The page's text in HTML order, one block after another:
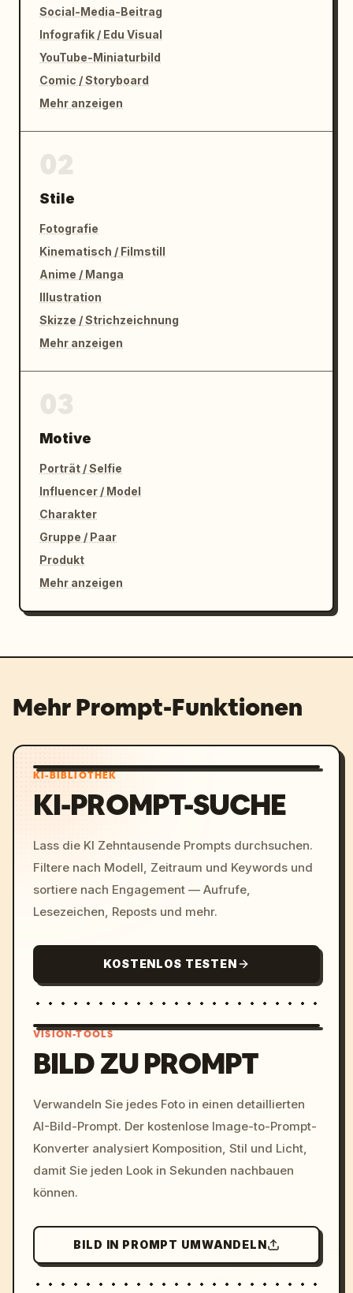
Social-Media-Beitrag
Infografik / Edu Visual
YouTube-Miniaturbild
Comic / Storyboard
Mehr anzeigen
Stile
Fotografie
Kinematisch / Filmstill
Anime / Manga
Illustration
Skizze / Strichzeichnung
Mehr anzeigen
Motive
Porträt / Selfie
Influencer / Model
Charakter
Gruppe / Paar
Produkt
Mehr anzeigen
Mehr Prompt-Funktionen
KI-BIBLIOTHEK
KI-PROMPT-SUCHE
Lass die KI Zehntausende Prompts durchsuchen.
Filtere nach Modell, Zeitraum und Keywords und
sortiere nach Engagement — Aufrufe,
Lesezeichen, Reposts und mehr.
KOSTENLOS TESTEN
c, cyberpunk sunset, neon
colors, 8k --v 6.0
VISION-TOOLS
BILD ZU PROMPT
Verwandeln Sie jedes Foto in einen detaillierten
AI-Bild-Prompt. Der kostenlose Image-to-Prompt-
Konverter analysiert Komposition, Stil und Licht,
damit Sie jeden Look in Sekunden nachbauen
können.
BILD IN PROMPT UMWANDELN